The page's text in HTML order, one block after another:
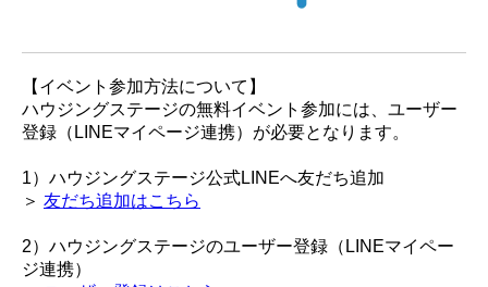
【イベント参加方法について】
ハウジングステージの無料イベント参加には、ユーザー
登録（LINEマイページ連携）が必要となります。
1）ハウジングステージ公式LINEへ友だち追加
＞ 友だち追加はこちら
2）ハウジングステージのユーザー登録（LINEマイペー
ジ連携）